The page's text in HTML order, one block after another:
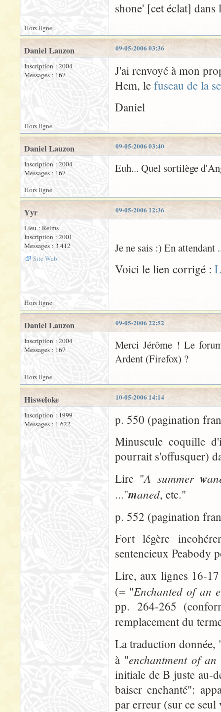
shone' [cet éclat]
Hors ligne
09-05-2006 03:36
Daniel Lauzon
Inscription : 2004
Messages : 167
J'ai renvoyé à mon
Hem, le fuseau de la
Daniel
Hors ligne
09-05-2006 03:40
Daniel Lauzon
Inscription : 2004
Messages : 167
Euh... Quel sortilège
Hors ligne
09-05-2006 12:36
Yyr
Lieu : Reims
Inscription : 2001
Messages : 3 412
Site Web
Je ne sais :) En attendant
Voici le lien corrigé :
Hors ligne
09-05-2006 22:52
Daniel Lauzon
Inscription : 2004
Messages : 167
Merci Jérôme ! Le
Ardent (Firefox) ?
Hors ligne
10-05-2006 14:14
Hisweloke
Inscription : 1999
Messages : 1 622
p. 550 (pagination
Minuscule coquille
pourrait s'offusquer)
Lire "A summerw
..."maned, etc."
p. 552 (pagination
Fort légère
sentencieux Peabody
Lire, aux lignes 16-
(= "Enchanted of an
pp. 264-265
remplacement du
La traduction donnée,
à "enchantment of an
initiale de B juste au-
baiser enchanté":
par erreur (sur ce seul